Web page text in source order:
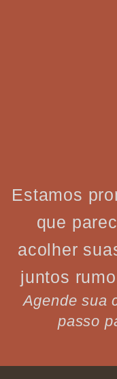
Estamos
que
acolher
juntos
Agende sua
passo